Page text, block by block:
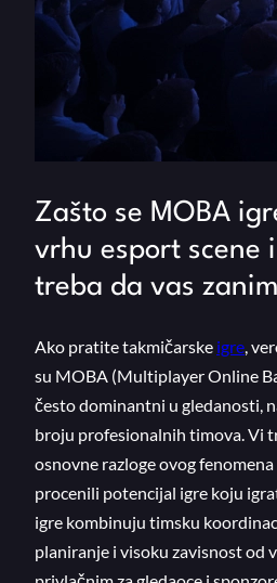
Zašto se MOBA
vrhu esport scene
treba da vas
Ako pratite takmičarske igre,
su MOBA (Multiplayer Online
često dominantni u gledanosti,
broju profesionalnih timova. Vi
osnovne razloge ovog
procenili potencijal igre koju
igre kombinuju timsku
planiranje i visoku zavisnost od